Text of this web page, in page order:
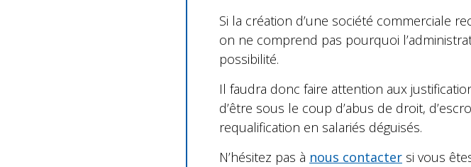
Si la création d’une société commerciale
on ne comprend pas pourquoi
possibilité.
Il faudra donc faire attention aux
d’être sous le coup d’abus de droit,
requalification en salariés déguisés.
N’hésitez pas à nous contacter si vous